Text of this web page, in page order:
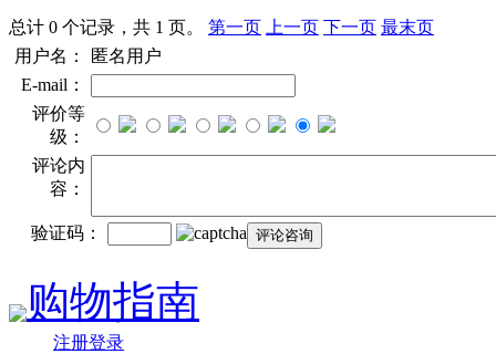
总计 0 个记录，共 1 页。 第一页 上一页 下一页 最末页
用户名：
匿名用户
E-mail：
评价等
级：
评论内
容：
验证码：
购物指南
注册登录